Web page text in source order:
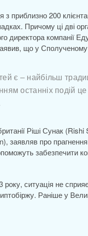
з приблизно 200
Причому ці дві
директора компанії
заявив, що у
є – найбільш
останніх подій
Ріші Сунак
заявляв про
забезпечити
ситуація не
Раніше у